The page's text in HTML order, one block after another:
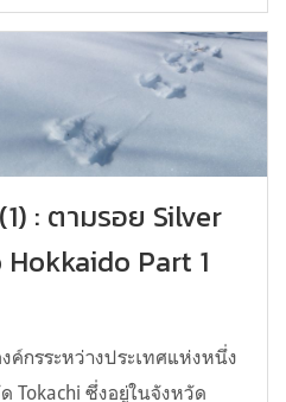
: ตามรอย Silver
Part 1
ค์กรระหว่างประเทศแห่งหนึ่ง
Tokachi ซึ่งอยู่ในจังหวัด